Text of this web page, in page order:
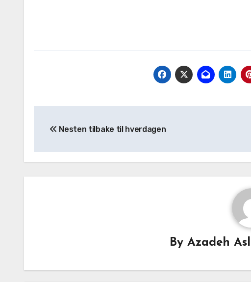
Nesten tilbake til hverdagen
ByAzadeh